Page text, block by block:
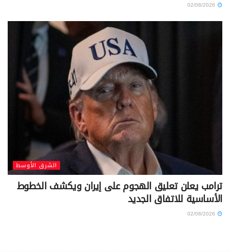
الشرق الأوسط
ترامب يعلن تعليق الهجوم على إيران ويكشف الخطوط
الأساسية للاتفاق الجديد